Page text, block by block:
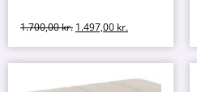
1.700,00kr. 1.497,00 kr.